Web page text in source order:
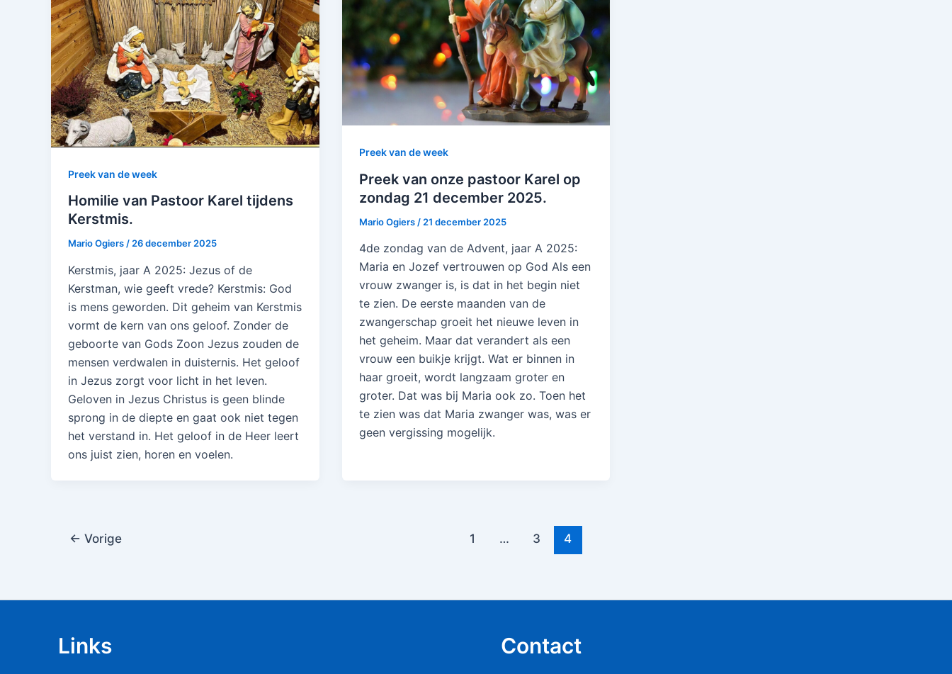
Preek van de week
Homilie van Pastoor Karel tijdens
Kerstmis.
Mario Ogiers/26 december 2025
Kerstmis, jaar A 2025: Jezus of de
Kerstman, wie geeft vrede? Kerstmis: God
is mens geworden. Dit geheim van Kerstmis
vormt de kern van ons geloof. Zonder de
geboorte van Gods Zoon Jezus zouden de
mensen verdwalen in duisternis. Het geloof
in Jezus zorgt voor licht in het leven.
Geloven in Jezus Christus is geen blinde
sprong in de diepte en gaat ook niet tegen
het verstand in. Het geloof in de Heer leert
ons juist zien, horen en voelen.
Preek van de week
Preek van onze pastoor Karel op
zondag 21 december 2025.
Mario Ogiers / 21 december 2025
4de zondag van de Advent, jaar A 2025:
Maria en Jozef vertrouwen op God Als een
vrouw zwanger is, is dat in het begin niet
te zien. De eerste maanden van de
zwangerschap groeit het nieuwe leven in
het geheim. Maar dat verandert als een
vrouw een buikje krijgt. Wat er binnen in
haar groeit, wordt langzaam groter en
groter. Dat was bij Maria ook zo. Toen het
te zien was dat Maria zwanger was, was er
geen vergissing mogelijk.
← Vorige 1 … 3 4
Links Contact